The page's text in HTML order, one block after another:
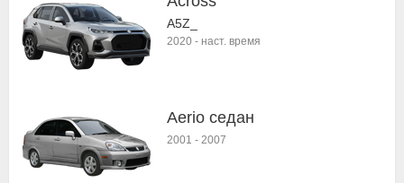
A5Z_
2020 - наст. время
Aerio седан
2001 - 2007